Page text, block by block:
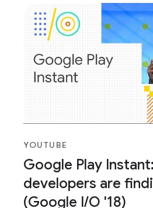
YOUTUBE
Google Play
developers are
(Google I/O '18)